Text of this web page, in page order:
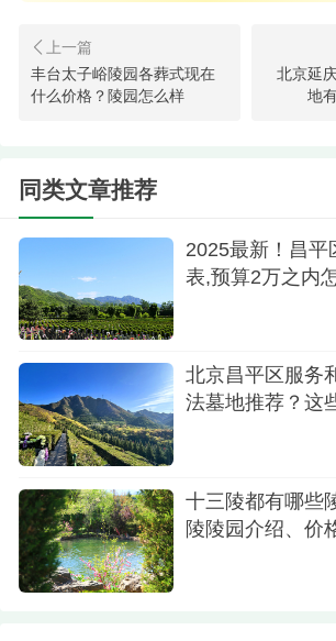
丰台太子峪陵园各葬式现在
什么价格？陵园怎么样
北京延
地
同类文章推荐
2025最新！昌平
表,预算2万之内
北京昌平区服务
法墓地推荐？这
十三陵都有哪些
陵陵园介绍、价